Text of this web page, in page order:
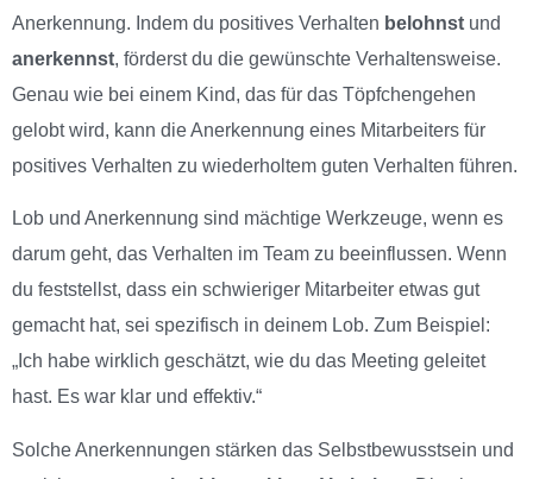
Anerkennung. Indem du positives Verhalten belohnst und
anerkennst, förderst du die gewünschte Verhaltensweise.
Genau wie bei einem Kind, das für das Töpfchengehen
gelobt wird, kann die Anerkennung eines Mitarbeiters für
positives Verhalten zu wiederholtem guten Verhalten führen.
Lob und Anerkennung sind mächtige Werkzeuge, wenn es
darum geht, das Verhalten im Team zu beeinflussen. Wenn
du feststellst, dass ein schwieriger Mitarbeiter etwas gut
gemacht hat, sei spezifisch in deinem Lob. Zum Beispiel:
„Ich habe wirklich geschätzt, wie du das Meeting geleitet
hast. Es war klar und effektiv.“
Solche Anerkennungen stärken das Selbstbewusstsein und